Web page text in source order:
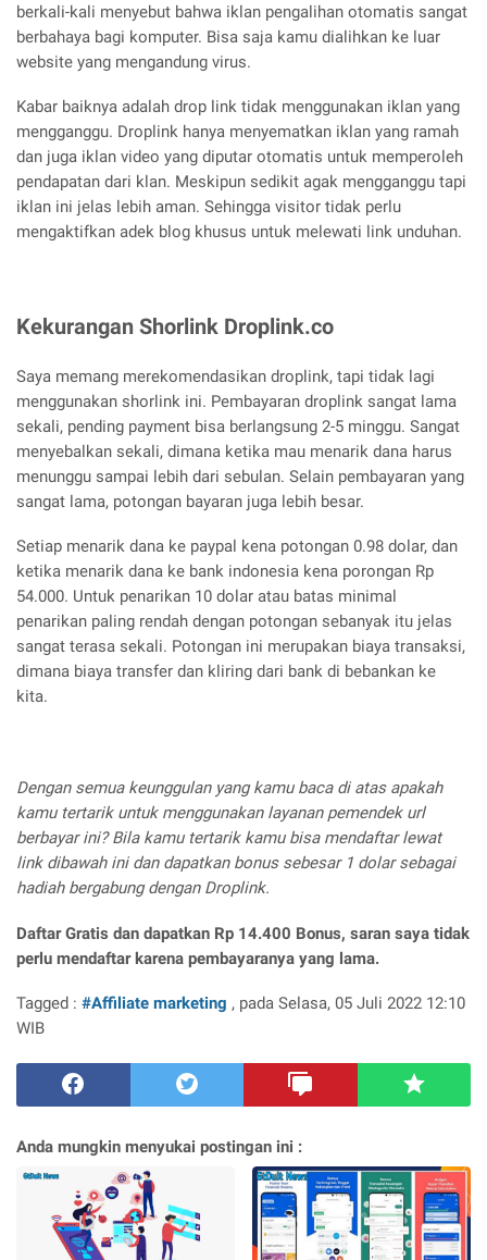
berkali-kali menyebut bahwa iklan pengalihan otomatis sangat
berbahaya bagi komputer. Bisa saja kamu dialihkan ke luar
website yang mengandung virus.
Kabar baiknya adalah drop link tidak menggunakan iklan yang
mengganggu. Droplink hanya menyematkan iklan yang ramah
dan juga iklan video yang diputar otomatis untuk memperoleh
pendapatan dari klan. Meskipun sedikit agak mengganggu tapi
iklan ini jelas lebih aman. Sehingga visitor tidak perlu
mengaktifkan adek blog khusus untuk melewati link unduhan.
Kekurangan Shorlink Droplink.co
Saya memang merekomendasikan droplink, tapi tidak lagi
menggunakan shorlink ini. Pembayaran droplink sangat lama
sekali, pending payment bisa berlangsung 2-5 minggu. Sangat
menyebalkan sekali, dimana ketika mau menarik dana harus
menunggu sampai lebih dari sebulan. Selain pembayaran yang
sangat lama, potongan bayaran juga lebih besar.
Setiap menarik dana ke paypal kena potongan 0.98 dolar, dan
ketika menarik dana ke bank indonesia kena porongan Rp
54.000. Untuk penarikan 10 dolar atau batas minimal
penarikan paling rendah dengan potongan sebanyak itu jelas
sangat terasa sekali. Potongan ini merupakan biaya transaksi,
dimana biaya transfer dan kliring dari bank di bebankan ke
kita.
Dengan semua keunggulan yang kamu baca di atas apakah
kamu tertarik untuk menggunakan layanan pemendek url
berbayar ini? Bila kamu tertarik kamu bisa mendaftar lewat
link dibawah ini dan dapatkan bonus sebesar 1 dolar sebagai
hadiah bergabung dengan Droplink.
Daftar Gratis dan dapatkan Rp 14.400 Bonus, saran saya tidak
perlu mendaftar karena pembayaranya yang lama.
Tagged : #Affiliate marketing , pada Selasa, 05 Juli 2022 12:10
WIB
Anda mungkin menyukai postingan ini :